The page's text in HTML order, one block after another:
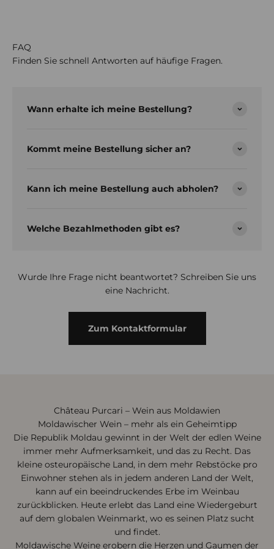
Weinen und Cuvées von ausgezeichneter Qualität und
hervorragendem Preis-Leistungs-Verhältnis.
FAQ
Finden Sie schnell Antworten auf häufige Fragen.
Wann erhalte ich meine Bestellung?
Kommt meine Bestellung sicher an?
Kann ich meine Bestellung auch abholen?
Welche Bezahlmethoden gibt es?
Wurde Ihre Frage nicht beantwortet? Schreiben Sie uns
eine Nachricht.
Zum Kontaktformular
Château Purcari – Wein aus Moldawien
Moldawischer Wein – mehr als ein Geheimtipp
Die Republik Moldau gewinnt in der Welt der edlen Weine
immer mehr Aufmerksamkeit, und das zu Recht. Das
kleine osteuropäische Land, in dem mehr Rebstöcke pro
Einwohner stehen als in jedem anderen Land der Welt,
kann auf ein beeindruckendes Erbe im Weinbau
zurückblicken. Heute erlebt das Land eine Wiedergeburt
auf dem globalen Weinmarkt, wo es seinen Platz sucht
und findet.
Moldawische Weine erobern die Herzen und Gaumen der